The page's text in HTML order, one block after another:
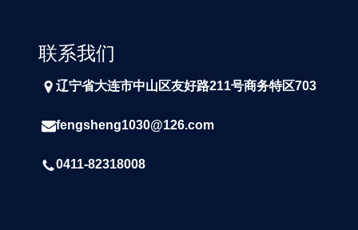
联系我们
辽宁省大连市中山区友好路211号商务特区703
fengsheng1030@126.com
0411-82318008